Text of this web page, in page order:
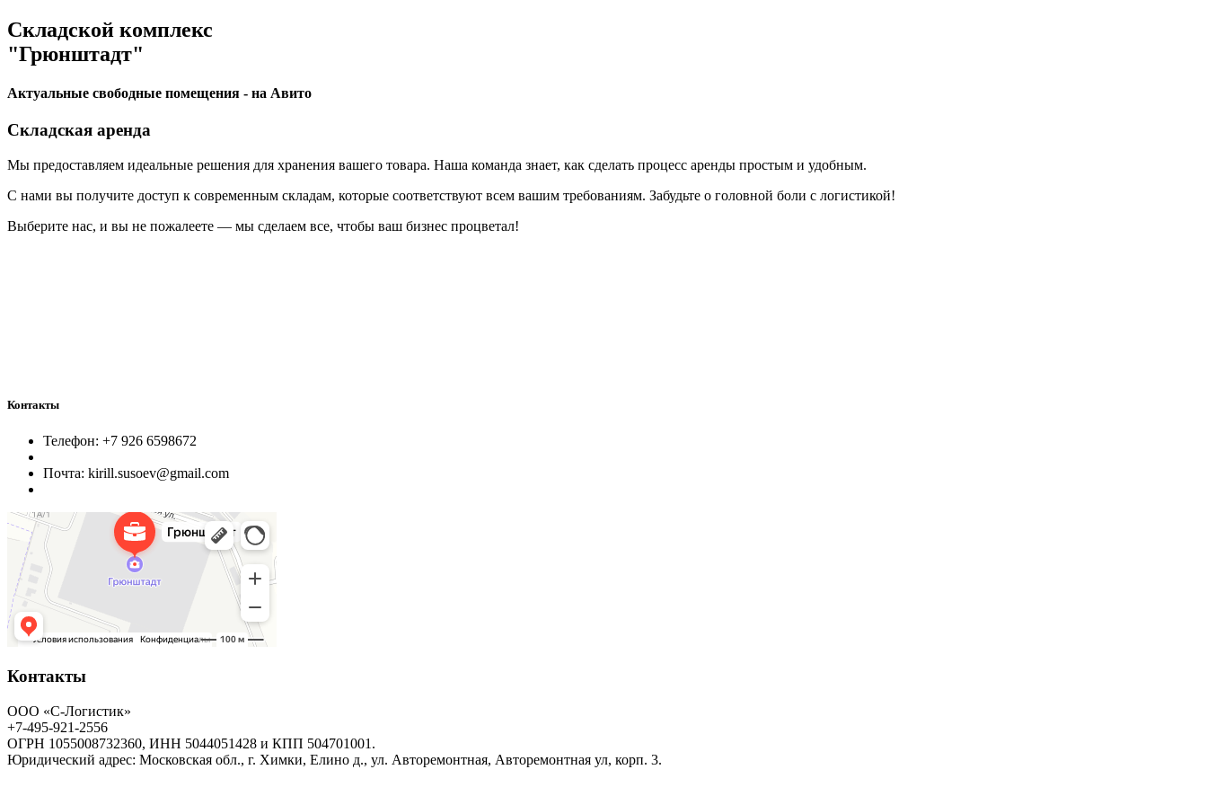
Складской комплекс
"Грюнштадт"
Актуальные свободные помещения - на Авито
Складская аренда
Мы предоставляем идеальные решения для хранения вашего товара. Наша команда знает, как сделать процесс аренды простым и удобным.
С нами вы получите доступ к современным складам, которые соответствуют всем вашим требованиям. Забудьте о головной боли с логистикой!
Выберите нас, и вы не пожалеете — мы сделаем все, чтобы ваш бизнес процветал!
Контакты
Телефон: +7 926 6598672
Почта: kirill.susoev@gmail.com
Контакты
ООО «С-Логистик»
+7-495-921-2556
ОГРН 1055008732360, ИНН 5044051428 и КПП 504701001.
Юридический адрес: Московская обл., г. Химки, Елино д., ул. Авторемонтная, Авторемонтная ул, корп. 3.